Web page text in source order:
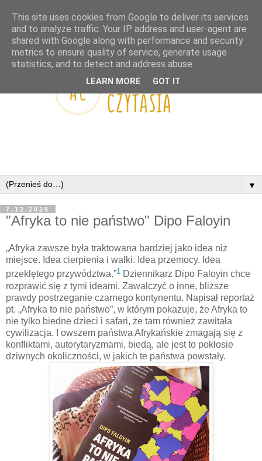
▼
7.12.2025
"Afryka to nie państwo" Dipo Faloyin
„Afryka zawsze była traktowana bardziej jako idea niż
miejsce. Idea cierpienia i walki. Idea przemocy. Idea
przeklętego przywództwa.”1 Dziennikarz Dipo Faloyin chce
rozprawić się z tymi ideami. Zawalczyć o inne, bliższe
prawdy postrzeganie czarnego kontynentu. Napisał reportaż
pt. „Afryka to nie państwo”, w którym pokazuje, że Afryka to
nie tylko biedne dzieci i safari, że tam również zawitała
cywilizacja. I owszem państwa Afrykańskie zmagają się z
konfliktami, autorytaryzmami, biedą, ale jest to pokłosie
dziwnych okoliczności, w jakich te państwa powstały.
This site uses cookies from Google to deliver its services
and to analyze traffic. Your IP address and user-agent are
shared with Google along with performance and security
metrics to ensure quality of service, generate usage
statistics, and to detect and address abuse.
LEARN MORE GOT IT